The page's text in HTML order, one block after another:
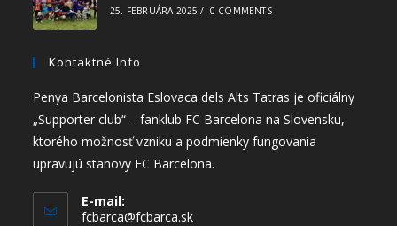
25. FEBRUÁRA 2025 / 0 COMMENTS
Kontaktné Info
Penya Barcelonista Eslovaca dels Alts Tatras je oficiálny
„Supporter club“ – fanklub FC Barcelona na Slovensku,
ktorého možnosť vzniku a podmienky fungovania
upravujú stanovy FC Barcelona.
E-mail:
fcbarca@fcbarca.sk